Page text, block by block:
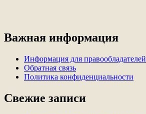
Важная информация
Информация для правообладателей
Обратная связь
Политика конфиденциальности
Свежие записи